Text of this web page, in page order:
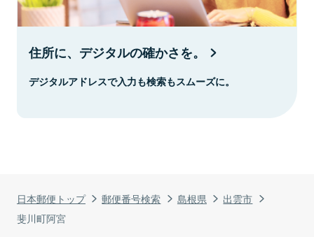
日本郵便トップ 郵便番号検索 島根県
出雲市
斐川町阿宮
住所に、デジタルの確かさを。
デジタルアドレスで入力も検索もスムーズに。